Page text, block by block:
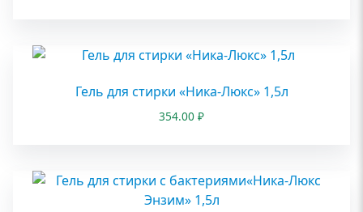
Гель для стирки «Ника-Люкс» 1,5л
354.00 ₽